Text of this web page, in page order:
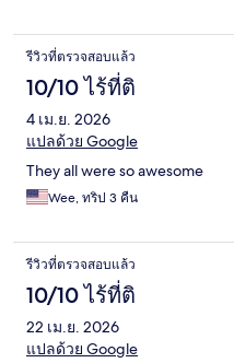
รีวิวที่ตรวจสอบแล้ว
10/10 ไร้ที่ติ
4 เม.ย. 2026
แปลด้วย Google
They all were so awesome
Wee, ทริป 3 คืน
รีวิวที่ตรวจสอบแล้ว
10/10 ไร้ที่ติ
22 เม.ย. 2026
แปลด้วย Google